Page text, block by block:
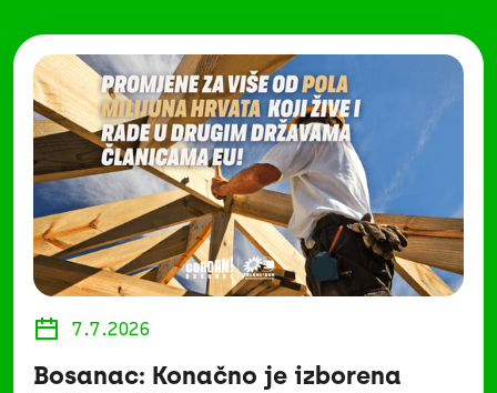
7.7.2026
Bosanac: Konačno je izborena